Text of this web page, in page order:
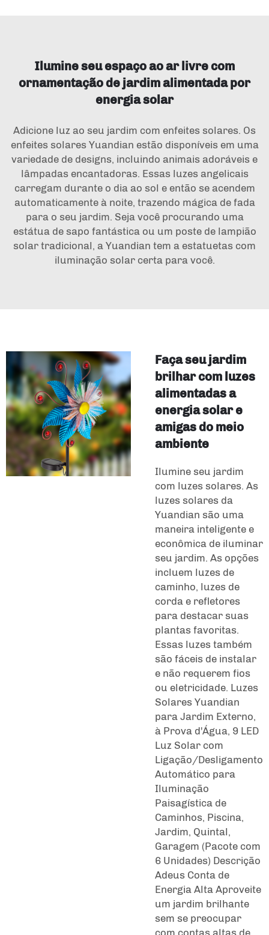
Ilumine seu espaço ao ar livre com
ornamentação de jardim alimentada por
energia solar
Adicione luz ao seu jardim com enfeites solares. Os
enfeites solares Yuandian estão disponíveis em uma
variedade de designs, incluindo animais adoráveis e
lâmpadas encantadoras. Essas luzes angelicais
carregam durante o dia ao sol e então se acendem
automaticamente à noite, trazendo mágica de fada
para o seu jardim. Seja você procurando uma
estátua de sapo fantástica ou um poste de lampião
solar tradicional, a Yuandian tem a estatuetas com
iluminação solar certa para você.
Faça seu jardim
brilhar com luzes
alimentadas a
energia solar e
amigas do meio
ambiente
Ilumine seu jardim
com luzes solares. As
luzes solares da
Yuandian são uma
maneira inteligente e
econômica de iluminar
seu jardim. As opções
incluem luzes de
caminho, luzes de
corda e refletores
para destacar suas
plantas favoritas.
Essas luzes também
são fáceis de instalar
e não requerem fios
ou eletricidade. Luzes
Solares Yuandian
para Jardim Externo,
à Prova d'Água, 9 LED
Luz Solar com
Ligação/Desligamento
Automático para
Iluminação
Paisagística de
Caminhos, Piscina,
Jardim, Quintal,
Garagem (Pacote com
6 Unidades) Descrição
Adeus Conta de
Energia Alta Aproveite
um jardim brilhante
sem se preocupar
com contas altas de